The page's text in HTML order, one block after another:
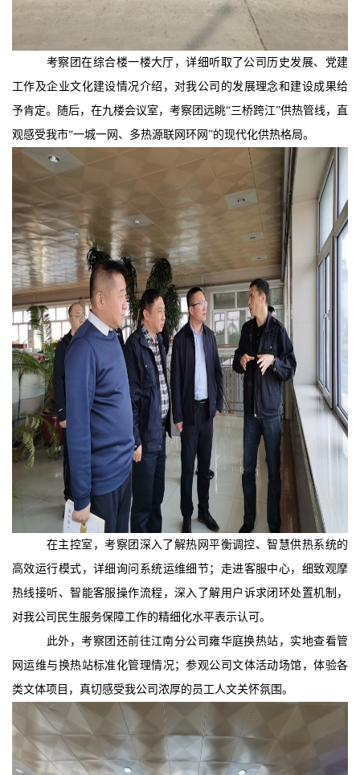
考察团在综合楼一楼大厅，详细听取了公司历史发展、党建
工作及企业文化建设情况介绍，对我公司的发展理念和建设成果给
予肯定。随后，在九楼会议室，考察团远眺“三桥跨江”供热管线，直
观感受我市“一城一网、多热源联网环网”的现代化供热格局。
在主控室，考察团深入了解热网平衡调控、智慧供热系统的
高效运行模式，详细询问系统运维细节；走进客服中心，细致观摩
热线接听、智能客服操作流程，深入了解用户诉求闭环处置机制，
对我公司民生服务保障工作的精细化水平表示认可。
此外，考察团还前往江南分公司雍华庭换热站，实地查看管
网运维与换热站标准化管理情况；参观公司文体活动场馆，体验各
类文体项目，真切感受我公司浓厚的员工人文关怀氛围。